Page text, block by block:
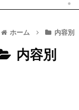
ホーム 内容別
内容別